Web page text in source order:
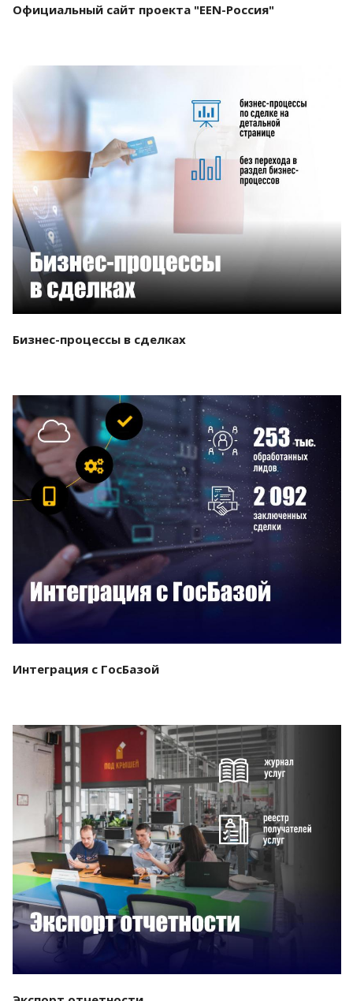
Официальный сайт проекта "EEN-Россия"
Бизнес-процессы в сделках
Смотреть проект
Интеграция с ГосБазой
Смотреть проект